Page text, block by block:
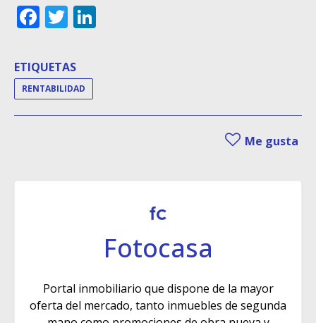
Facebook
Twitter
ETIQUETAS
RENTABILIDAD
Me gusta
Fotocasa
Portal inmobiliario que dispone de la mayor
oferta del mercado, tanto inmuebles de segunda